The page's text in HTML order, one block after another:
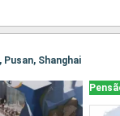
Pusan, Shanghai